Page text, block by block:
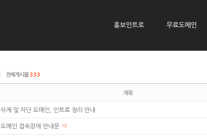
홍보인트로 무료도메인
전체게시물333
제목
삭제 및 차단 도메인, 인트로 정리 안내
도메인 접속장애 안내문 +2